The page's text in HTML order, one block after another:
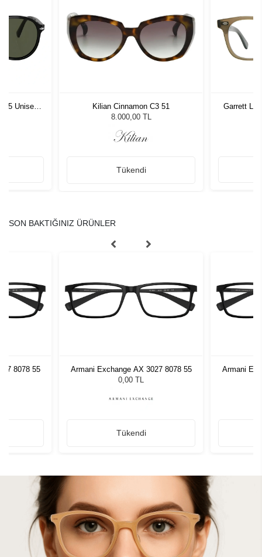
55 Unisex
Kilian Cinnamon C3 51
8.000,00 TL
Tükendi
Garrett
SON BAKTIĞINIZ ÜRÜNLER
8078 55
Armani Exchange AX 3027 8078 55
0,00 TL
Tükendi
Armani